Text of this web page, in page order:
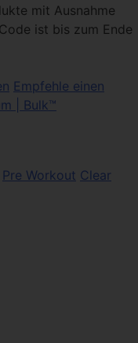
mit Ausnahme
ist bis zum Ende
Empfehle einen
| Bulk™
Pre Workout Clear